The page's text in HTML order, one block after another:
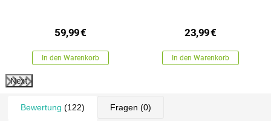
59,99€
In den Warenkorb
23,99€
In den Warenkorb
Next
Bewertung (122) Fragen (0)